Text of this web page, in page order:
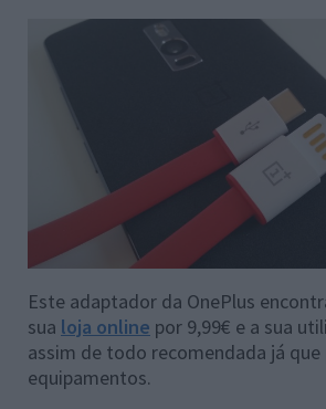
Este adaptador da OnePlus
sua loja online por 9,99€ e a sua
assim de todo recomendada já
equipamentos.